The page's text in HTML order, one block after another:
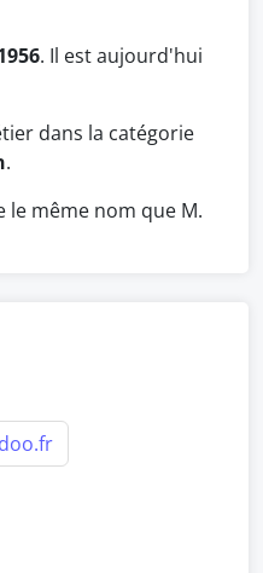
. Il est aujourd'hui
dans la catégorie
.
même nom que M.